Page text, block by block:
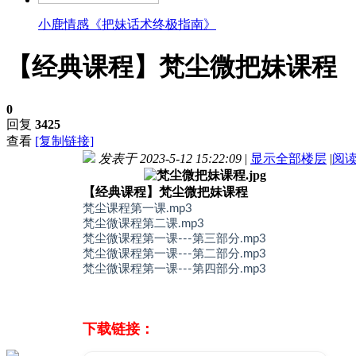
小鹿情感《把妹话术终极指南》
【经典课程】梵尘微把妹课程
0
回复 3425
查看 [复制链接]
发表于 2023-5-12 15:22:09 | 显示全部楼层 |阅
【经典课程】梵尘微把妹课程
梵尘课程第一课.mp3
梵尘微课程第二课.mp3
梵尘微课程第一课---第三部分.mp3
梵尘微课程第一课---第二部分.mp3
梵尘微课程第一课---第四部分.mp3
下载链接：